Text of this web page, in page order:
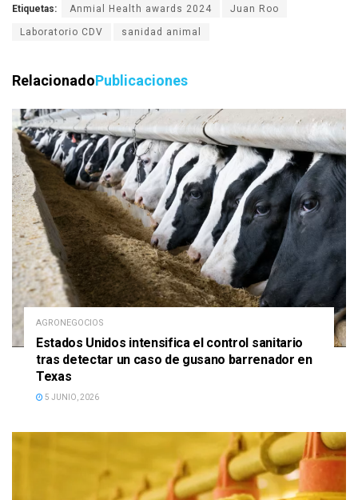
Etiquetas: Anmial Health awards 2024 Juan Roo
Laboratorio CDV sanidad animal
RelacionadoPublicaciones
AGRONEGOCIOS
Estados Unidos intensifica el control sanitario
tras detectar un caso de gusano barrenador en
Texas
5 JUNIO, 2026